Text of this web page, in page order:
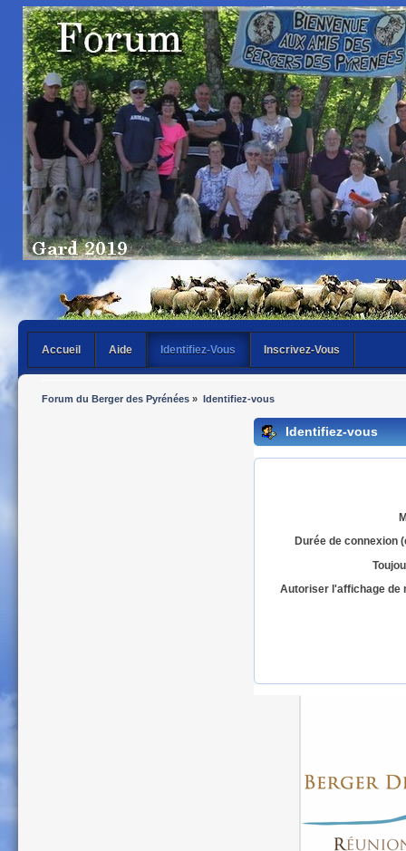
Accueil Aide Identifiez-Vous Inscrivez-Vous
Forum du Berger des Pyrénées » Identifiez-vous
Identifiez-vous
Durée de connexion
Autoriser l'affichage de